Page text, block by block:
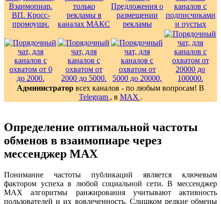
Администратор всех каналов - по любым вопросам! В
Telegram , в MAX .
Определение оптимальной частоты
обменов в взаимопиаре через
мессенджер MAX
Понимание частоты публикаций является ключевым
фактором успеха в любой социальной сети. В мессенджер
MAX алгоритмы ранжирования учитывают активность
пользователей и их вовлеченность. Слишком редкие обмены